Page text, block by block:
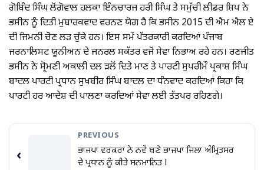
ਗੋਬਿੰਦ ਸਿੰਘ ਲੋਂਗੋਵਾਲ ਹਲਕਾ ਇੰਨਚਾਰਜ ਹਰੀ ਸਿੰਘ ਤੇ ਸਮੁੱਚੀ ਲੀਡਰ ਸ਼ਿਪ ਨੇ
ਭਸੀਨ ਨੂੰ ਦਿਤੀ ਮੁਬਾਰਕਵਾਦ ਵਰਨਣ ਯੋਗ ਹੈ ਕਿ ਭਸੀਨ 2015 ਦੀ ਐਮ ਐਲ ਏ
ਦੀ ਜਿਮਨੀ ਚੋਣ ਲੜ ਚੁੱਕੇ ਹਨ। ਇਸ ਸਮੇਂ ਪੱਤਰਕਾਰੀ ਕਰਦਿਆਂ ਪੰਜਾਬ
ਜਰਨਾਲਿਸਟ ਯੂਨੀਅਨ ਦੇ ਜਨਰਲ ਸਕੱਤਰ ਵਜੋਂ ਸੇਵਾ ਨਿਭਾਅ ਰਹੇ ਹਨ। ਰਣਜੀਤ
ਭਸੀਨ ਨੇ ਸ੍ਰੋਮਣੀ ਅਕਾਲੀ ਦਲ ੜਲੋਂ ਦਿਤੇ ਮਾਣ ਤੇ ਪਾਰਟੀ ਸੁਪਰੀਮੌ ਪ੍ਰਕਾਸ਼ ਸਿੰਘ
ਬਾਦਲ ਪਾਰਟੀ ਪ੍ਰਧਾਨ ਸੁਖਬੀਰ ਸਿੰਘ ਬਾਦਲ ਦਾ ਧੰਨਵਾਦ ਕਰਦਿਆਂ ਕਿਹਾ ਕਿ
ਪਾਰਟੀ ਹਰ ਆਦੇਸ਼ ਦੀ ਪਾਲਣਾ ਕਰਦਿਆਂ ਸੇਵਾ ਲਈ ਤੱਤਪਰ ਰਹਿਣਗੇ।
‹
PREVIOUS
ਭਾਜਪਾ ਵਰਕਰਾਂ ਨੇ ਨਵੇਂ ਬਣੇ ਭਾਜਪਾ ਜਿਲਾ ਅੰਮ੍ਰਿਤਸਰ
ਦੇ ਪ੍ਰਧਾਨ ਨੂੰ ਕੀਤੇ ਸਨਮਾਨਿਤ l